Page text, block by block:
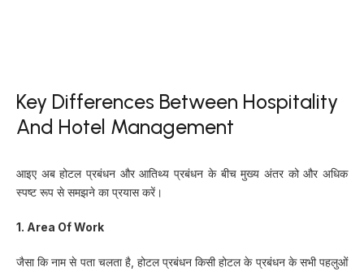
Key Differences Between Hospitality
And Hotel Management
आइए अब होटल प्रबंधन और आतिथ्य प्रबंधन के बीच मुख्य अंतर को और अधिक
स्पष्ट रूप से समझने का प्रयास करें।
1. Area Of Work
जैसा कि नाम से पता चलता है, होटल प्रबंधन किसी होटल के प्रबंधन के सभी पहलुओं